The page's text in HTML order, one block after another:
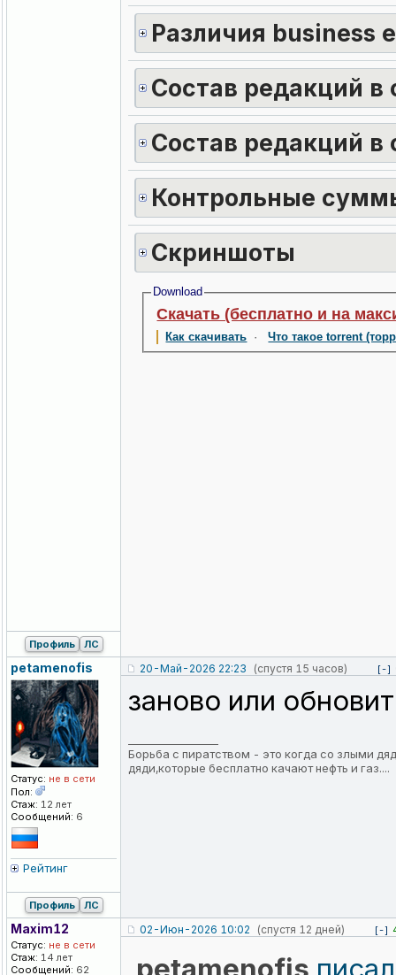
Различия business
Состав редакций в
Состав редакций в
Контрольные
Скриншоты
Download
Скачать (бесплатно и на
Как скачивать ·Что такое torrent
Профиль ЛС
petamenofis
Статус: не в сети
Пол:
Стаж: 12 лет
Сообщений: 6
Рейтинг
20-Май-2026 22:23 (спустя 15 часов) [-]
заново или
Борьба с пиратством - это когда со злыми
дяди,которые бесплатно качают нефть и газ....
Профиль ЛС
Maxim12
Статус: не в сети
Стаж: 14 лет
Сообщений: 62
02-Июн-2026 10:02 (спустя 12 дней) [-]